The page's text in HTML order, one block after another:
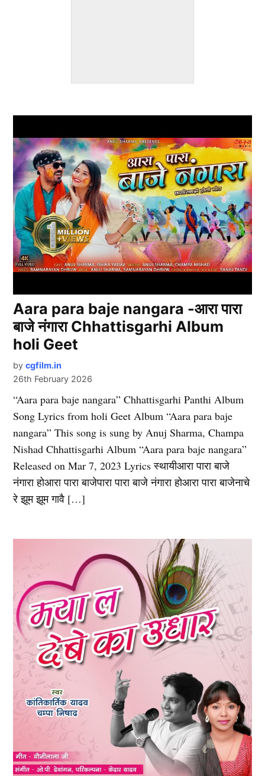
Aara para baje nangara -आरा पारा
बाजे नंगारा Chhattisgarhi Album
holi Geet
by cgfilm.in
26th February 2026
“Aara para baje nangara” Chhattisgarhi Panthi Album
Song Lyrics from holi Geet Album “Aara para baje
nangara” This song is sung by Anuj Sharma, Champa
Nishad Chhattisgarhi Album “Aara para baje nangara”
Released on Mar 7, 2023 Lyrics स्थायीआरा पारा बाजे
नंगारा होआरा पारा बाजेपारा पारा बाजे नंगारा होआरा पारा बाजेनाचे
रे झूम झूम गावै […]